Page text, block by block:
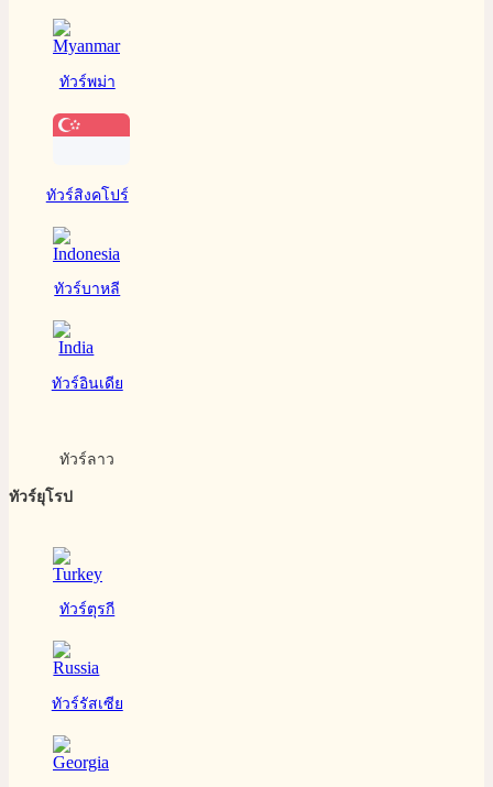
ทัวร์พม่า
ทัวร์สิงคโปร์
ทัวร์บาหลี
ทัวร์อินเดีย
ทัวร์ลาว
ทัวร์ยุโรป
ทัวร์ตุรกี
ทัวร์รัสเซีย